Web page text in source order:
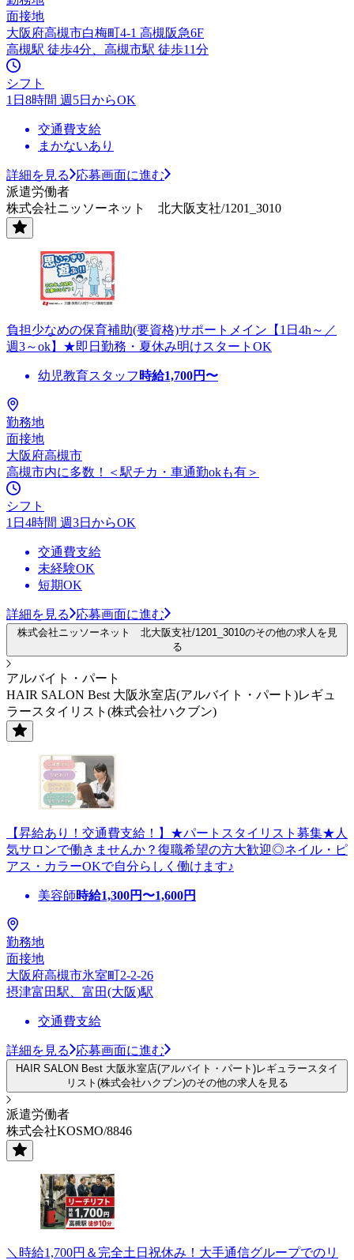
面接地
大阪府高槻市白梅町4-1 高槻阪急6F
高槻駅 徒歩4分、高槻市駅 徒歩11分
シフト
1日8時間 週5日からOK
交通費支給
まかないあり
詳細を見る
応募画面に進む
派遣労働者
株式会社ニッソーネット 北大阪支社/1201_3010
負担少なめの保育補助(要資格)サポートメイン【1日4h～／
週3～ok】★即日勤務・夏休み明けスタートOK
幼児教育スタッフ 時給1,700円〜
勤務地
面接地
大阪府高槻市
高槻市内に多数！＜駅チカ・車通勤okも有＞
シフト
1日4時間 週3日からOK
交通費支給
未経験OK
短期OK
詳細を見る 応募画面に進む
株式会社ニッソーネット 北大阪支社/1201_3010のその他の求人を見
る
アルバイト・パート
HAIR SALON Best 大阪氷室店(アルバイト・パート)レギュ
ラースタイリスト(株式会社ハクブン)
【昇給あり！交通費支給！】★パートスタイリスト募集★人
気サロンで働きませんか？復職希望の方大歓迎◎ネイル・ピ
アス・カラーOKで自分らしく働けます♪
美容師時給1,300円〜1,600円
勤務地
面接地
大阪府高槻市氷室町2-2-26
摂津富田駅、富田(大阪)駅
交通費支給
詳細を見る 応募画面に進む
HAIR SALON Best 大阪氷室店(アルバイト・パート)レギュラースタイ
リスト(株式会社ハクブン)のその他の求人を見る
派遣労働者
株式会社KOSMO/8846
＼時給1,700円＆完全土日祝休み！大手通信グループでのリ